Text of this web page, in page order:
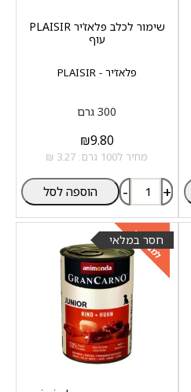
פלאז‘יר - PLAISIR
שימור לכלב פלאז‘יר PLAISIR
עוף
300 גרם
₪9.80
מחיר ל100 גרם: 3.27 ₪
- + הוספה לסל
כנסו
למבצעים
חסר במלאי